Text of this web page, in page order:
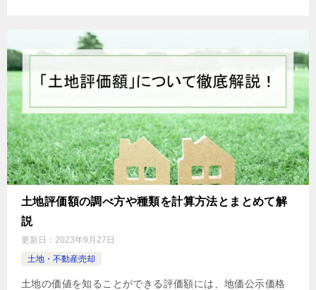
土地評価額の調べ方や種類を計算方法とまとめて解
説
更新日： 2023年9月27日
土地・不動産売却
土地の価値を知ることができる評価額には、地価公示価格